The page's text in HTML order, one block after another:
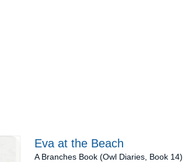
Eva at the Beach
A Branches Book (Owl Diaries, Book 14)